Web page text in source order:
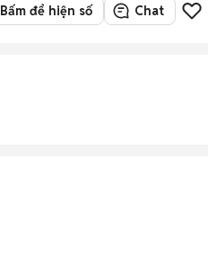
để hiện số Chat